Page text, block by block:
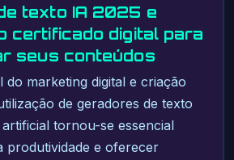
texto IA 2025 e
certificado digital para
seus conteúdos
do marketing digital e criação
de geradores de texto
tornou-se essencial
produtividade e oferecer